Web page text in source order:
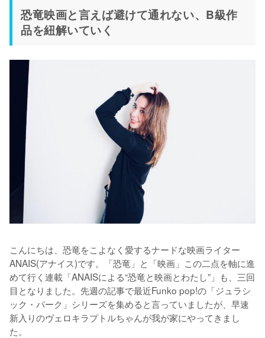
恐竜映画と言えば避けて通れない、B級作
品を紐解いていく
こんにちは、恐竜をこよなく愛するナードな映画ライター
ANAIS(アナイス)です。「恐竜」と「映画」この二点を軸に進
めて行く連載「ANAISによる“恐竜と映画とわたし”」も、三回
目となりました。先週の記事で最近Funko pop!の「ジュラシ
ック・パーク」シリーズを集めると言っていましたが、早速
新入りのヴェロキラプトルちゃんが我が家にやってきまし
た。